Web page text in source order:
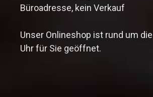
Büroadresse, kein Verkauf
Unser Onlineshop ist rund um die
Uhr für Sie geöffnet.